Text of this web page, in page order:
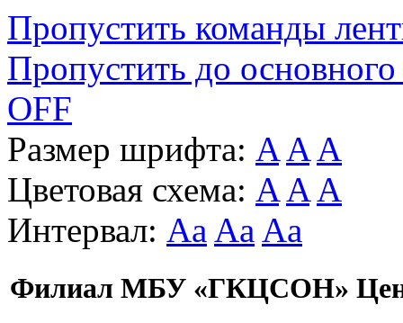
Пропустить команды
Пропустить до основного
OFF
Размер шрифта: A A A
Цветовая схема: A A A
Интервал: Aa Aa Aa
Филиал МБУ «ГКЦСОН»